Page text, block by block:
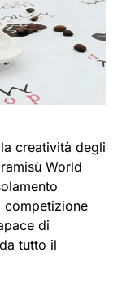
creatività degli
World
competizione
di
tutto il